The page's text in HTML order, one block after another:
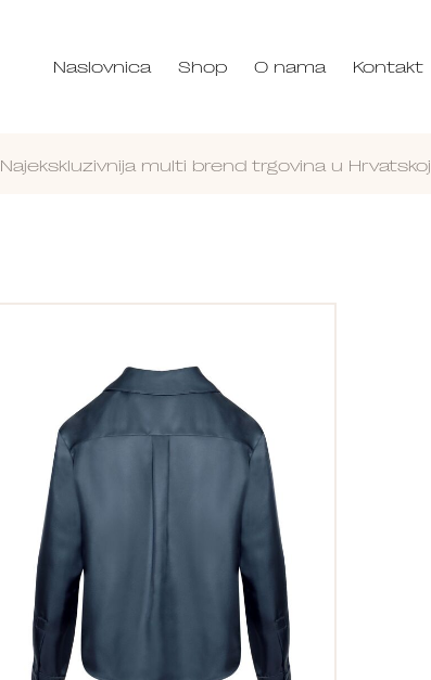
Naslovnica Shop O nama Kontakt
Najekskluzivnija multi brend trgovina u Hrvatskoj